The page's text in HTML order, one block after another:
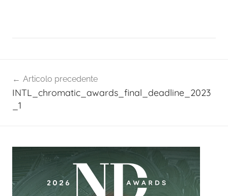
articoli
Articolo precedente
INTL_chromatic_awards_final_deadline_2023
_1